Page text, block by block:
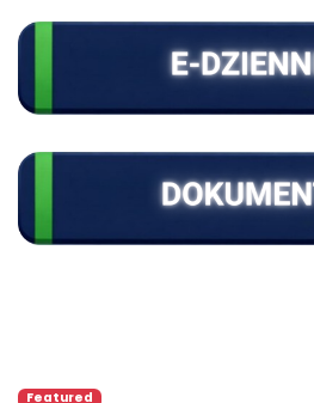
Featured